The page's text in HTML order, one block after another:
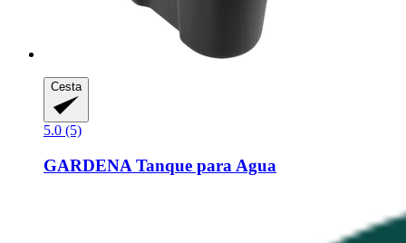
Cesta
5.0 (5)
GARDENA Tanque para Agua